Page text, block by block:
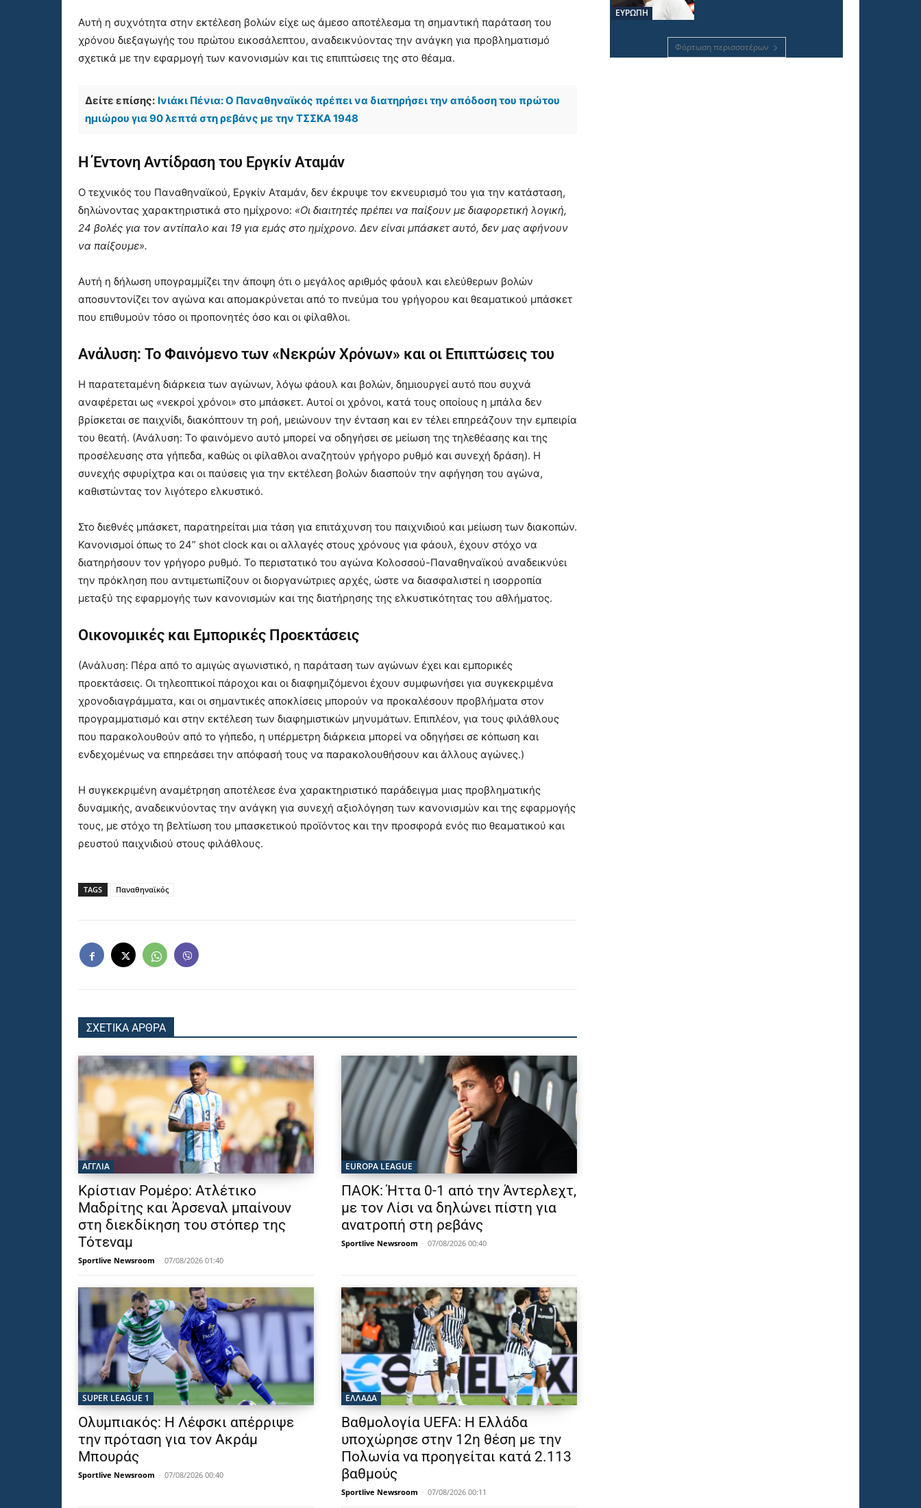
Αυτή η συχνότητα στην εκτέλεση βολών είχε ως άμεσο αποτέλεσμα τη σημαντική παράταση του
χρόνου διεξαγωγής του πρώτου εικοσάλεπτου, αναδεικνύοντας την ανάγκη για προβληματισμό
σχετικά με την εφαρμογή των κανονισμών και τις επιπτώσεις της στο θέαμα.
Δείτε επίσης: Ινιάκι Πένια: Ο Παναθηναϊκός πρέπει να διατηρήσει την απόδοση του πρώτου
ημιώρου για 90 λεπτά στη ρεβάνς με την ΤΣΣΚΑ 1948
Η Έντονη Αντίδραση του Εργκίν Αταμάν
Ο τεχνικός του Παναθηναϊκού, Εργκίν Αταμάν, δεν έκρυψε τον εκνευρισμό του για την κατάσταση,
δηλώνοντας χαρακτηριστικά στο ημίχρονο: «Οι διαιτητές πρέπει να παίξουν με διαφορετική λογική,
24 βολές για τον αντίπαλο και 19 για εμάς στο ημίχρονο. Δεν είναι μπάσκετ αυτό, δεν μας αφήνουν
να παίξουμε».
Αυτή η δήλωση υπογραμμίζει την άποψη ότι ο μεγάλος αριθμός φάουλ και ελεύθερων βολών
αποσυντονίζει τον αγώνα και απομακρύνεται από το πνεύμα του γρήγορου και θεαματικού μπάσκετ
που επιθυμούν τόσο οι προπονητές όσο και οι φίλαθλοι.
Ανάλυση: Το Φαινόμενο των «Νεκρών Χρόνων» και οι Επιπτώσεις του
Η παρατεταμένη διάρκεια των αγώνων, λόγω φάουλ και βολών, δημιουργεί αυτό που συχνά
αναφέρεται ως «νεκροί χρόνοι» στο μπάσκετ. Αυτοί οι χρόνοι, κατά τους οποίους η μπάλα δεν
βρίσκεται σε παιχνίδι, διακόπτουν τη ροή, μειώνουν την ένταση και εν τέλει επηρεάζουν την εμπειρία
του θεατή. (Ανάλυση: Το φαινόμενο αυτό μπορεί να οδηγήσει σε μείωση της τηλεθέασης και της
προσέλευσης στα γήπεδα, καθώς οι φίλαθλοι αναζητούν γρήγορο ρυθμό και συνεχή δράση). Η
συνεχής σφυρίχτρα και οι παύσεις για την εκτέλεση βολών διασπούν την αφήγηση του αγώνα,
καθιστώντας τον λιγότερο ελκυστικό.
Στο διεθνές μπάσκετ, παρατηρείται μια τάση για επιτάχυνση του παιχνιδιού και μείωση των διακοπών.
Κανονισμοί όπως το 24” shot clock και οι αλλαγές στους χρόνους για φάουλ, έχουν στόχο να
διατηρήσουν τον γρήγορο ρυθμό. Το περιστατικό του αγώνα Κολοσσού-Παναθηναϊκού αναδεικνύει
την πρόκληση που αντιμετωπίζουν οι διοργανώτριες αρχές, ώστε να διασφαλιστεί η ισορροπία
μεταξύ της εφαρμογής των κανονισμών και της διατήρησης της ελκυστικότητας του αθλήματος.
Οικονομικές και Εμπορικές Προεκτάσεις
(Ανάλυση: Πέρα από το αμιγώς αγωνιστικό, η παράταση των αγώνων έχει και εμπορικές
προεκτάσεις. Οι τηλεοπτικοί πάροχοι και οι διαφημιζόμενοι έχουν συμφωνήσει για συγκεκριμένα
χρονοδιαγράμματα, και οι σημαντικές αποκλίσεις μπορούν να προκαλέσουν προβλήματα στον
προγραμματισμό και στην εκτέλεση των διαφημιστικών μηνυμάτων. Επιπλέον, για τους φιλάθλους
που παρακολουθούν από το γήπεδο, η υπέρμετρη διάρκεια μπορεί να οδηγήσει σε κόπωση και
ενδεχομένως να επηρεάσει την απόφασή τους να παρακολουθήσουν και άλλους αγώνες.)
Η συγκεκριμένη αναμέτρηση αποτέλεσε ένα χαρακτηριστικό παράδειγμα μιας προβληματικής
δυναμικής, αναδεικνύοντας την ανάγκη για συνεχή αξιολόγηση των κανονισμών και της εφαρμογής
τους, με στόχο τη βελτίωση του μπασκετικού προϊόντος και την προσφορά ενός πιο θεαματικού και
ρευστού παιχνιδιού στους φιλάθλους.
TAGS Παναθηναϊκός
ΣΧΕΤΙΚΑ ΑΡΘΡΑ
ΑΓΓΛΙΑ
Κρίστιαν Ρομέρο: Ατλέτικο
Μαδρίτης και Άρσεναλ μπαίνουν
στη διεκδίκηση του στόπερ της
Τότεναμ
Sportlive Newsroom - 07/08/2026 01:40
EUROPA LEAGUE
ΠΑΟΚ: Ήττα 0-1 από την Άντερλεχτ,
με τον Λίσι να δηλώνει πίστη για
ανατροπή στη ρεβάνς
Sportlive Newsroom - 07/08/2026 00:40
SUPER LEAGUE 1
Ολυμπιακός: Η Λέφσκι απέρριψε
την πρόταση για τον Ακράμ
Μπουράς
Sportlive Newsroom - 07/08/2026 00:40
ΕΛΛΑΔΑ
Βαθμολογία UEFA: Η Ελλάδα
υποχώρησε στην 12η θέση με την
Πολωνία να προηγείται κατά 2.113
βαθμούς
Sportlive Newsroom - 07/08/2026 00:11
ΕΥΡΩΠΗ
Φόρτωση περισσοτέρων